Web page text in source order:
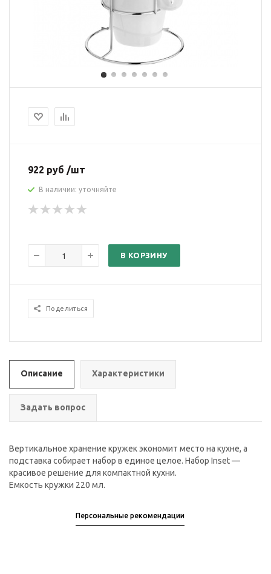
922 руб /шт
В наличии: уточняйте
В КОРЗИНУ
Поделиться
Описание Характеристики
Задать вопрос
Вертикальное хранение кружек экономит место на кухне, а
подставка собирает набор в единое целое. Набор Inset —
красивое решение для компактной кухни.
Емкость кружки 220 мл.
Персональные рекомендации